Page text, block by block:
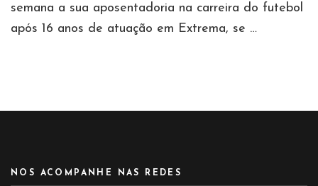
semana a sua aposentadoria na carreira do futebol
após 16 anos de atuação em Extrema, se …
NOS ACOMPANHE NAS REDES